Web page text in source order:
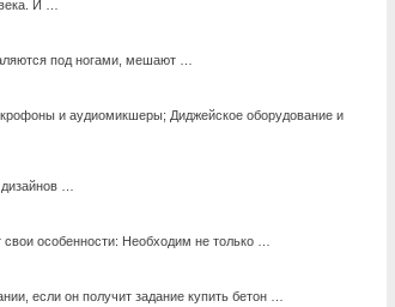
И …
под ногами, мешают …
и аудиомикшеры; Диджейское оборудование и
…
особенности: Необходим не только …
если он получит задание купить бетон …